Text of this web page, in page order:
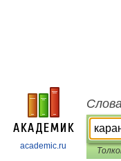
academic.ru